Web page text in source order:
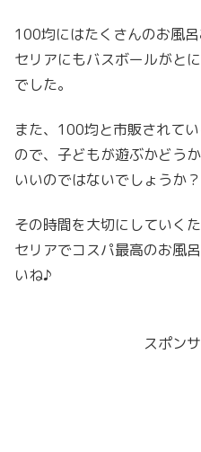
100均にはたくさんのお風呂
セリアにもバスボールがと
でした。
また、100均と市販されて
ので、子どもが遊ぶかどう
いいのではないでしょうか？
その時間を大切にしていく
セリアでコスパ最高のお風
いね♪
スポン